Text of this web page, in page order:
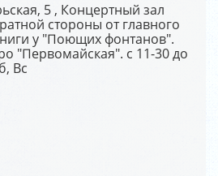
5 , Концертный зал
стороны от главного
у "Поющих фонтанов".
"Первомайская". с 11-30 до
Вс